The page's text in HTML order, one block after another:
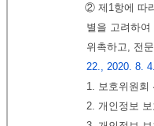
② 제1항에 따
별을 고려하
위촉하고, 전
22., 2020. 8.
1. 보호위원회
2. 개인정보